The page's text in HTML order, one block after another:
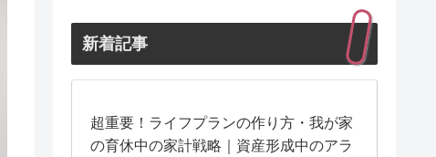
新着記事
超重要！ライフプランの作り方・我が家
の育休中の家計戦略｜資産形成中のアラ